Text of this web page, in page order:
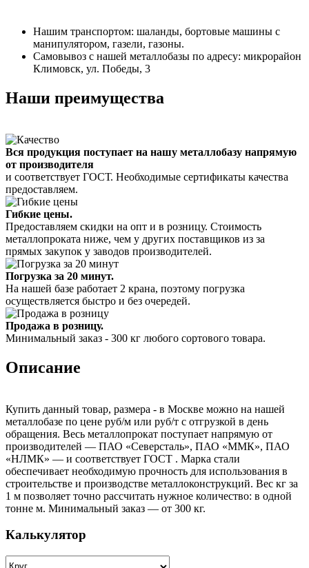
Нашим транспортом: шаланды, бортовые машины с
манипулятором, газели, газоны.
Самовывоз с нашей металлобазы по адресу: микрорайон
Климовск, ул. Победы, 3
Наши преимущества
Вся продукция поступает на нашу металлобазу напрямую
от производителя
и соответствует ГОСТ. Необходимые сертификаты качества
предоставляем.
Гибкие цены.
Предоставляем скидки на опт и в розницу. Стоимость
металлопроката ниже, чем у других поставщиков из за
прямых закупок у заводов производителей.
Погрузка за 20 минут.
На нашей базе работает 2 крана, поэтому погрузка
осуществляется быстро и без очередей.
Продажа в розницу.
Минимальный заказ - 300 кг любого сортового товара.
Описание
Купить данный товар, размера - в Москве можно на нашей
металлобазе по цене руб/м или руб/т с отгрузкой в день
обращения. Весь металлопрокат поступает напрямую от
производителей — ПАО «Северсталь», ПАО «ММК», ПАО
«НЛМК» — и соответствует ГОСТ . Марка стали
обеспечивает необходимую прочность для использования в
строительстве и производстве металлоконструкций. Вес кг за
1 м позволяет точно рассчитать нужное количество: в одной
тонне м. Минимальный заказ — от 300 кг.
Калькулятор